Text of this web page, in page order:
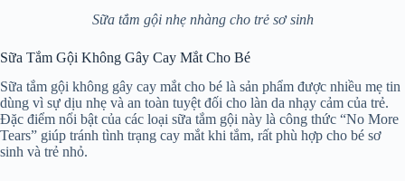
Sữa tắm gội nhẹ nhàng cho trẻ sơ sinh
Sữa Tắm Gội Không Gây Cay Mắt Cho Bé
Sữa tắm gội không gây cay mắt cho bé là sản phẩm được nhiều mẹ tin
dùng vì sự dịu nhẹ và an toàn tuyệt đối cho làn da nhạy cảm của trẻ.
Đặc điểm nổi bật của các loại sữa tắm gội này là công thức “No More
Tears” giúp tránh tình trạng cay mắt khi tắm, rất phù hợp cho bé sơ
sinh và trẻ nhỏ.